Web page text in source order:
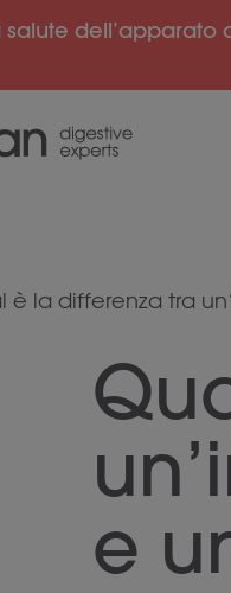
salute dell’apparato
è la differenza tra
e